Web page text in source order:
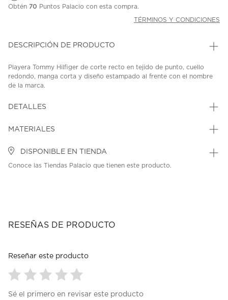
Obtén 70 Puntos Palacio con esta compra.
TÉRMINOS Y CONDICIONES
DESCRIPCIÓN DE PRODUCTO
Playera Tommy Hilfiger de corte recto en tejido de punto, cuello
redondo, manga corta y diseño estampado al frente con el nombre
de la marca.
DETALLES
MATERIALES
DISPONIBLE EN TIENDA
Conoce las Tiendas Palacio que tienen este producto.
RESEÑAS DE PRODUCTO
Reseñar este producto
paraparaparaparapara
Sé el primero en revisar este producto